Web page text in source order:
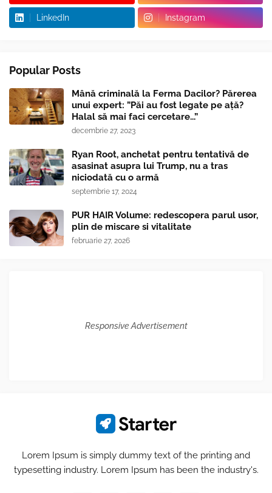
LinkedIn Instagram
Popular Posts
Mână criminală la Ferma Dacilor? Părerea
unui expert: ”Păi au fost legate pe ață?
Halal să mai faci cercetare...”
decembrie 27, 2023
Ryan Root, anchetat pentru tentativă de
asasinat asupra lui Trump, nu a tras
niciodată cu o armă
septembrie 17, 2024
PUR HAIR Volume: redescopera parul usor,
plin de miscare si vitalitate
februarie 27, 2026
Responsive Advertisement
Lorem Ipsum is simply dummy text of the printing and
typesetting industry. Lorem Ipsum has been the industry's.